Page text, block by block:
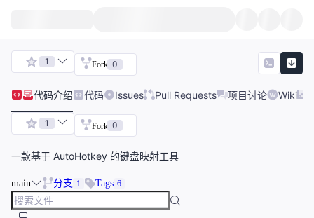
1 Fork 0
代码介绍 代码 Issues Pull Requests 项目讨论 Wiki
1 Fork 0
一款基于 AutoHotkey 的键盘映射工具
main 分支 1 Tags 6